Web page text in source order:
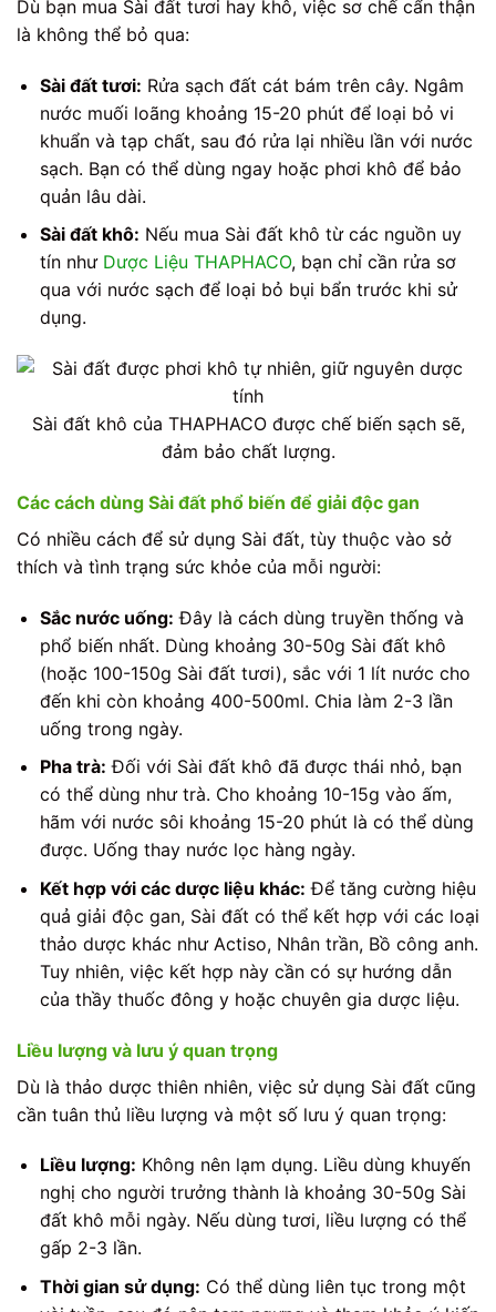
Dù bạn mua Sài đất tươi hay khô, việc sơ chế cẩn thận
là không thể bỏ qua:
Sài đất tươi: Rửa sạch đất cát bám trên cây. Ngâm
nước muối loãng khoảng 15-20 phút để loại bỏ vi
khuẩn và tạp chất, sau đó rửa lại nhiều lần với nước
sạch. Bạn có thể dùng ngay hoặc phơi khô để bảo
quản lâu dài.
Sài đất khô: Nếu mua Sài đất khô từ các nguồn uy
tín như Dược Liệu THAPHACO, bạn chỉ cần rửa sơ
qua với nước sạch để loại bỏ bụi bẩn trước khi sử
dụng.
Sài đất khô của THAPHACO được chế biến sạch sẽ,
đảm bảo chất lượng.
Các cách dùng Sài đất phổ biến để giải độc gan
Có nhiều cách để sử dụng Sài đất, tùy thuộc vào sở
thích và tình trạng sức khỏe của mỗi người:
Sắc nước uống: Đây là cách dùng truyền thống và
phổ biến nhất. Dùng khoảng 30-50g Sài đất khô
(hoặc 100-150g Sài đất tươi), sắc với 1 lít nước cho
đến khi còn khoảng 400-500ml. Chia làm 2-3 lần
uống trong ngày.
Pha trà: Đối với Sài đất khô đã được thái nhỏ, bạn
có thể dùng như trà. Cho khoảng 10-15g vào ấm,
hãm với nước sôi khoảng 15-20 phút là có thể dùng
được. Uống thay nước lọc hàng ngày.
Kết hợp với các dược liệu khác: Để tăng cường hiệu
quả giải độc gan, Sài đất có thể kết hợp với các loại
thảo dược khác như Actiso, Nhân trần, Bồ công anh.
Tuy nhiên, việc kết hợp này cần có sự hướng dẫn
của thầy thuốc đông y hoặc chuyên gia dược liệu.
Liều lượng và lưu ý quan trọng
Dù là thảo dược thiên nhiên, việc sử dụng Sài đất cũng
cần tuân thủ liều lượng và một số lưu ý quan trọng:
Liều lượng: Không nên lạm dụng. Liều dùng khuyến
nghị cho người trưởng thành là khoảng 30-50g Sài
đất khô mỗi ngày. Nếu dùng tươi, liều lượng có thể
gấp 2-3 lần.
Thời gian sử dụng: Có thể dùng liên tục trong một